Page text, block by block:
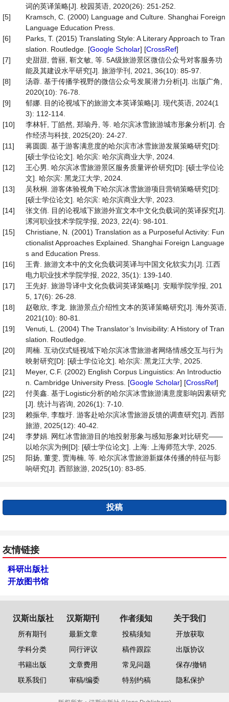
词的英译策略[J]. 校园英语, 2020(26): 251-252.
[5]
Kramsch, C. (2000) Language and Culture. Shanghai Foreign
Language Education Press.
[6]
Parks, T. (2015) Translating Style: A Literary Approach to Tran
slation. Routledge. [Google Scholar] [CrossRef]
[7]
史甜甜, 曾丽, 靳文敏, 等. 5A级旅游景区微信公众号对客服务功
能及其建设水平研究[J]. 旅游学刊, 2021, 36(10): 85-97.
[8]
汤蓉. 基于传播学视野的微信公众号发展潜力分析[J]. 出版广角,
2020(10): 76-78.
[9]
郁娜. 目的论视域下的旅游文本英译策略[J]. 现代英语, 2024(1
3): 112-114.
[10]
李林轩, 丁皓然, 郑瑜丹, 等. 哈尔滨冰雪旅游城市形象分析[J]. 合
作经济与科技, 2025(20): 24-27.
[11]
蒋圆圆. 基于游客满意度的哈尔滨市冰雪旅游发展策略研究[D]:
[硕士学位论文]. 哈尔滨: 哈尔滨商业大学, 2024.
[12]
王心男. 哈尔滨冰雪旅游景区服务质量评价研究[D]: [硕士学位论
文]. 哈尔滨: 黑龙江大学, 2024.
[13]
吴秋桐. 游客体验视角下哈尔滨冰雪旅游项目营销策略研究[D]:
[硕士学位论文]. 哈尔滨: 哈尔滨商业大学, 2023.
[14]
张文俏. 目的论视域下旅游外宣文本中文化负载词的英译探究[J].
漯河职业技术学院学报, 2023, 22(4): 98-101.
[15]
Christiane, N. (2001) Translation as a Purposeful Activity: Fun
ctionalist Approaches Explained. Shanghai Foreign Language
s and Education Press.
[16]
王青. 旅游文本中的文化负载词英译与中国文化软实力[J]. 江西
电力职业技术学院学报, 2022, 35(1): 139-140.
[17]
王先好. 旅游导译中文化负载词英译策略[J]. 安顺学院学报, 201
5, 17(6): 26-28.
[18]
赵敬欣, 李龙. 旅游景点介绍性文本的英译策略研究[J]. 海外英语,
2021(10): 80-81.
[19]
Venuti, L. (2004) The Translator’s Invisibility: A History of Tran
slation. Routledge.
[20]
周楠. 互动仪式链视域下哈尔滨冰雪旅游者网络情感交互与行为
映射研究[D]: [硕士学位论文]. 哈尔滨: 黑龙江大学, 2025.
[21]
Meyer, C.F. (2002) English Corpus Linguistics: An Introductio
n. Cambridge University Press. [Google Scholar] [CrossRef]
[22]
付美鑫. 基于Logistic分析的哈尔滨冰雪旅游满意度影响因素研究
[J]. 统计与咨询, 2026(1): 7-10.
[23]
赖振华, 李馥圩. 游客赴哈尔滨冰雪旅游反馈的调查研究[J]. 西部
旅游, 2025(12): 40-42.
[24]
李梦娟. 网红冰雪旅游目的地投射形象与感知形象对比研究——
以哈尔滨为例[D]: [硕士学位论文]. 上海: 上海师范大学, 2025.
[25]
阳扬, 董雯, 贾海楠, 等. 哈尔滨冰雪旅游新媒体传播的特征与影
响研究[J]. 西部旅游, 2025(10): 83-85.
投稿
友情链接
科研出版社
开放图书馆
汉斯出版社
所有期刊
学科分类
书籍出版
联系我们
汉斯期刊
最新文章
同行评议
文章费用
审稿/编委
作者须知
投稿须知
稿件跟踪
常见问题
特别约稿
关于我们
开放获取
出版协议
保存/撤销
隐私保护